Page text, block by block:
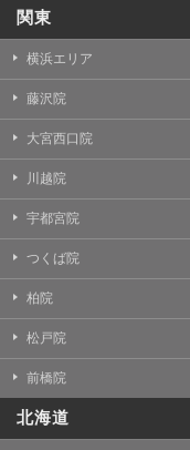
関東
横浜エリア
藤沢院
大宮西口院
川越院
宇都宮院
つくば院
柏院
松戸院
前橋院
北海道